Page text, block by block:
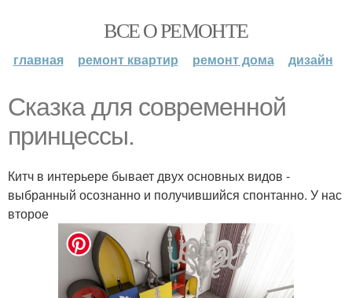
ВСЕ О РЕМОНТЕ
главная ремонт квартир ремонт дома дизайн
Сказка для современной
принцессы.
Китч в интерьере бывает двух основных видов -
выбранный осознанно и получившийся спонтанно. У нас
второе